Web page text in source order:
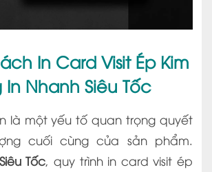
In Card Visit Ép Kim
In Nhanh Siêu Tốc
là một yếu tố quan trọng quyết
cuối cùng của sản phẩm.
Tốc, quy trình in card visit ép